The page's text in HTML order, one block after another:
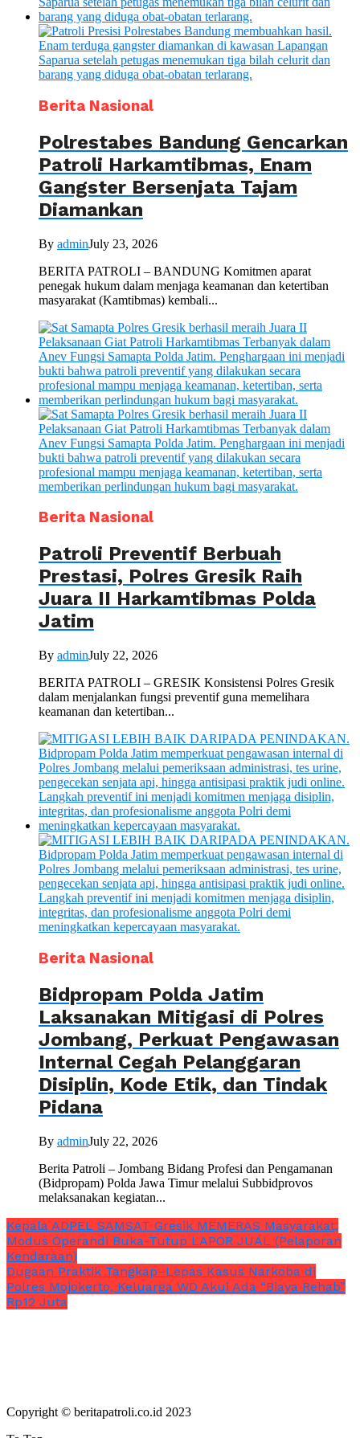
Berita Nasional
Polrestabes Bandung Gencarkan
Patroli Harkamtibmas, Enam
Gangster Bersenjata Tajam
Diamankan
By adminJuly 23, 2026
BERITA PATROLI – BANDUNG Komitmen aparat
penegak hukum dalam menjaga keamanan dan ketertiban
masyarakat (Kamtibmas) kembali...
Berita Nasional
Patroli Preventif Berbuah
Prestasi, Polres Gresik Raih
Juara II Harkamtibmas Polda
Jatim
By adminJuly 22, 2026
BERITA PATROLI – GRESIK Konsistensi Polres Gresik
dalam menjalankan fungsi preventif guna memelihara
keamanan dan ketertiban...
Berita Nasional
Bidpropam Polda Jatim
Laksanakan Mitigasi di Polres
Jombang, Perkuat Pengawasan
Internal Cegah Pelanggaran
Disiplin, Kode Etik, dan Tindak
Pidana
By adminJuly 22, 2026
Berita Patroli – Jombang Bidang Profesi dan Pengamanan
(Bidpropam) Polda Jawa Timur melalui Subbidprovos
melaksanakan kegiatan...
Kepala ADPEL SAMSAT Gresik MEMERAS Masyarakat,
Modus Operandi Buka-Tutup LAPOR JUAL (Pelaporan
Kendaraan)
Dugaan Praktik Tangkap–Lepas Kasus Narkoba di
Polres Mojokerto, Keluarga WD Akui Ada “Biaya Rehab”
Rp12 Juta
Copyright © beritapatroli.co.id 2023